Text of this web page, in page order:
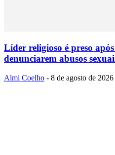
Líder religioso é preso
denunciarem abusos
Almi Coelho - 8 de agosto de 2026